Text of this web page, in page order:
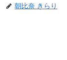
朝比奈 きらり